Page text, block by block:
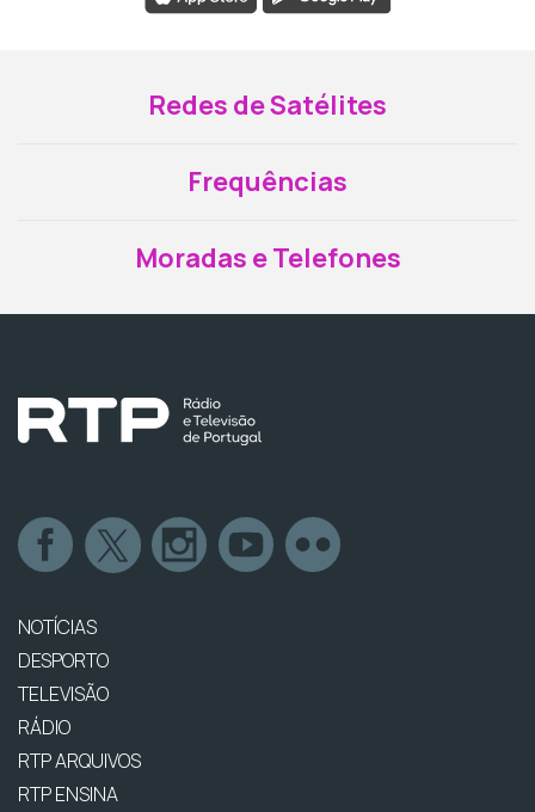
Redes de Satélites
Frequências
Moradas e Telefones
NOTÍCIAS
DESPORTO
TELEVISÃO
RÁDIO
RTP ARQUIVOS
RTP ENSINA